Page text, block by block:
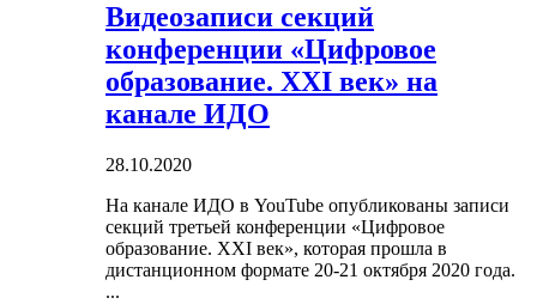
Видеозаписи секций
конференции «Цифровое
образование. XXI век» на
канале ИДО
28.10.2020
На канале ИДО в YouTube опубликованы записи
секций третьей конференции «Цифровое
образование. XXI век», которая прошла в
дистанционном формате 20-21 октября 2020 года.
...